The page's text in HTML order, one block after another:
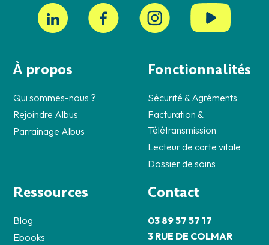
À propos
Qui sommes-nous ?
Rejoindre Albus
Parrainage Albus
Fonctionnalités
Sécurité & Agréments
Facturation &
Télétransmission
Lecteur de carte vitale
Dossier de soins
Ressources
Blog
Ebooks
Contact
03 89 57 57 17
3 RUE DE COLMAR